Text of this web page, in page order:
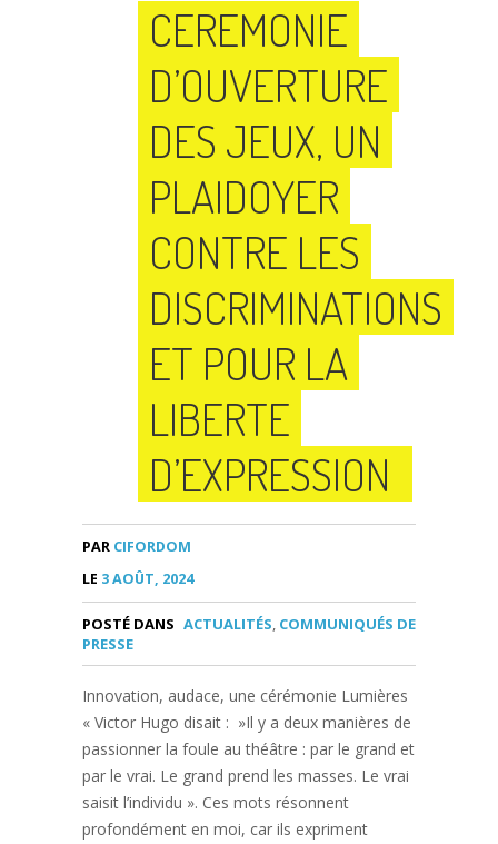
CEREMONIE
D’OUVERTURE
DES JEUX, UN
PLAIDOYER
CONTRE LES
DISCRIMINATIONS
ET POUR LA
LIBERTE
D’EXPRESSION
PAR CIFORDOM
LE 3 AOÛT, 2024
POSTÉ DANS ACTUALITÉS, COMMUNIQUÉS DE
PRESSE
Innovation, audace, une cérémonie Lumières
« Victor Hugo disait : »Il y a deux manières de
passionner la foule au théâtre : par le grand et
par le vrai. Le grand prend les masses. Le vrai
saisit l’individu ». Ces mots résonnent
profondément en moi, car ils expriment